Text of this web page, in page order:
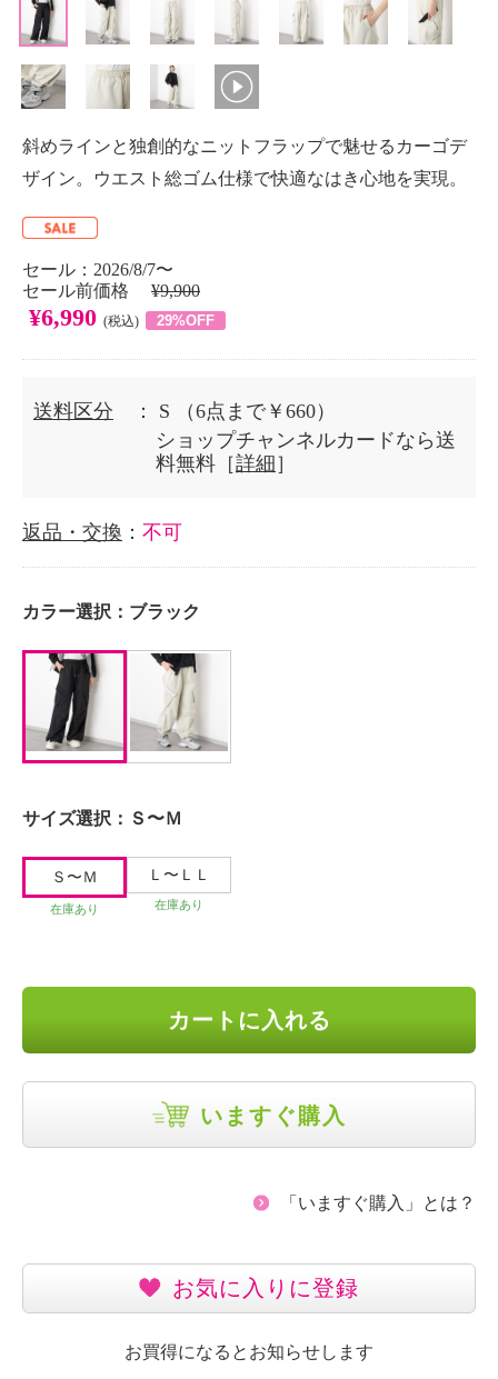
斜めラインと独創的なニットフラップで魅せるカーゴデ
ザイン。ウエスト総ゴム仕様で快適なはき心地を実現。
セール：2026/8/7〜
セール前価格 ¥9,900
¥6,990 (税込) 29%OFF
送料区分 ： S
（6点まで￥660）
ショップチャンネルカードなら送
料無料［詳細 ］
返品・交換 ： 不可
カラー選択： ブラック
サイズ選択： Ｓ〜Ｍ
Ｓ〜Ｍ
在庫あり
Ｌ〜ＬＬ
在庫あり
カートに入れる
いますぐ購入
「いますぐ購入」とは？
お気に入りに登録
お買得になるとお知らせします